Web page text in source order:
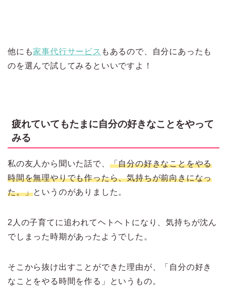
他にも家事代行サービス もあるので、自分にあったも
のを選んで試してみるといいですよ！
疲れていてもたまに自分の好きなことをやって
みる
私の友人から聞いた話で、 「自分の好きなことをやる
時間を無理やりでも作ったら、気持ちが前向きになっ
た。」というのがありました。
2人の子育てに追われてヘトヘトになり、気持ちが沈ん
でしまった時期があったようでした。
そこから抜け出すことができた理由が、「自分の好き
なことをやる時間を作る」というもの。